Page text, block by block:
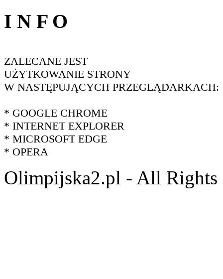
I N F O
ZALECANE JEST
UŻYTKOWANIE STRONY
W NASTĘPUJĄCYCH PRZEGLĄDARKACH:
* GOOGLE CHROME
* INTERNET EXPLORER
* MICROSOFT EDGE
* OPERA
Olimpijska2.pl - All Rights